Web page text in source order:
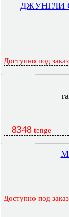
ДЖУНГЛИ
Доступно под заказ
8348 tenge
Доступно под заказ